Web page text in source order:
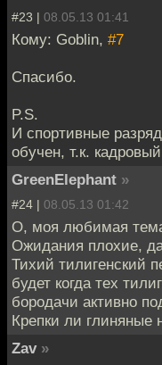
#23 | 08.05.13 01:41
Кому: Goblin, #7
Спасибо.
P.S.
И спортивные
обучен, т.к.
GreenElephant »
#24 | 08.05.13 01:42
О, моя любимая
Ожидания плохие,
Тихий тилигенский
будет когда тех
бородачи активно
Крепки ли глиняные
Zav »